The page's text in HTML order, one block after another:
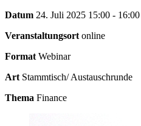
Datum 24. Juli 2025 15:00 -
Veranstaltungsort online
Format Webinar
Art Stammtisch/ Austauschrunde
Thema Finance